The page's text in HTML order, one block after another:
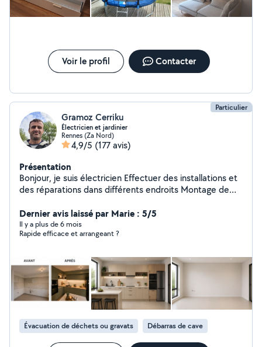
Voir le profil Contacter
Particulier
Gramoz Cerriku
Électricien et jardinier
Rennes (Za Nord)
4,9/5 (177 avis)
Présentation
Bonjour, je suis électricien Effectuer des installations et
des réparations dans différents endroits Montage de
déménagement, etc Je suis sérieuse,correcte et
ponctuel. Pour plus d'informations n'hésite pas de me
contacter. Merci
Dernier avis laissé par Marie : 5/5
Il y a plus de 6 mois
Rapide efficace et arrangeant ?
Évacuation de déchets ou gravats Débarras de cave